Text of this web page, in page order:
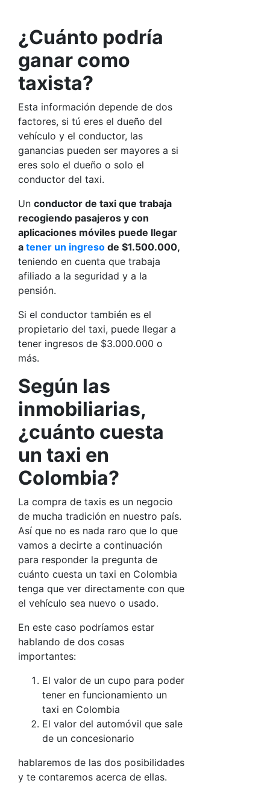
¿Cuánto podría
ganar como
taxista?
Esta información depende de dos
factores, si tú eres el dueño del
vehículo y el conductor, las
ganancias pueden ser mayores a si
eres solo el dueño o solo el
conductor del taxi.
Un conductor de taxi que trabaja
recogiendo pasajeros y con
aplicaciones móviles puede llegar
a tener un ingreso de $1.500.000,
teniendo en cuenta que trabaja
afiliado a la seguridad y a la
pensión.
Si el conductor también es el
propietario del taxi, puede llegar a
tener ingresos de $3.000.000 o
más.
Según las
inmobiliarias,
¿cuánto cuesta
un taxi en
Colombia?
La compra de taxis es un negocio
de mucha tradición en nuestro país.
Así que no es nada raro que lo que
vamos a decirte a continuación
para responder la pregunta de
cuánto cuesta un taxi en Colombia
tenga que ver directamente con que
el vehículo sea nuevo o usado.
En este caso podríamos estar
hablando de dos cosas
importantes:
El valor de un cupo para poder
tener en funcionamiento un
taxi en Colombia
El valor del automóvil que sale
de un concesionario
hablaremos de las dos posibilidades
y te contaremos acerca de ellas.